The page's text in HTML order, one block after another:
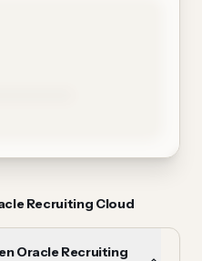
Recruiting Cloud
Oracle Recruiting